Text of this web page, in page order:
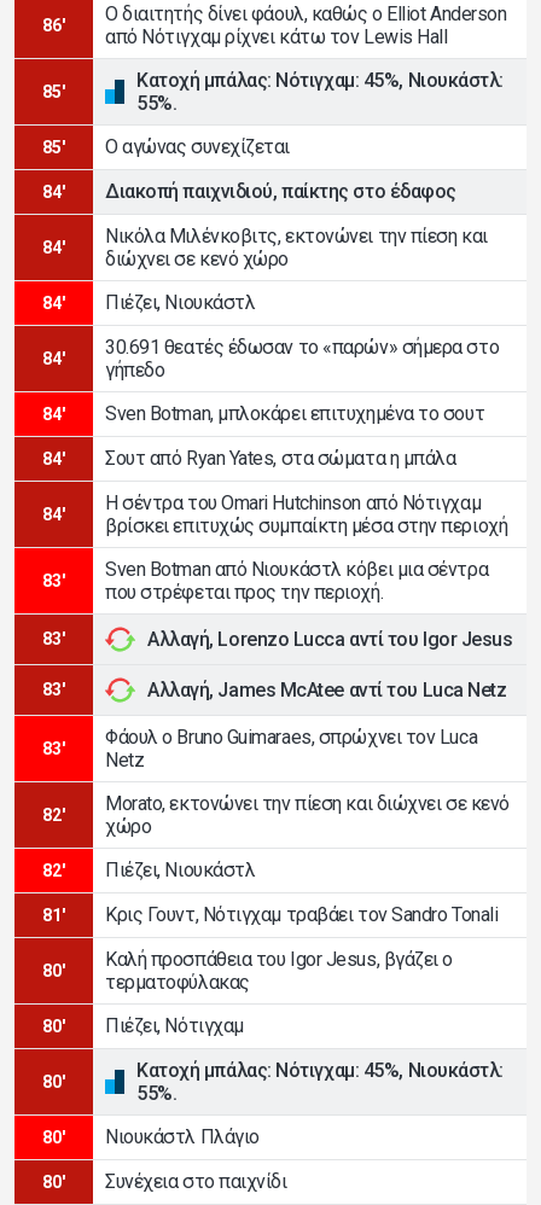
86'
Ο διαιτητής δίνει φάουλ, καθώς ο Elliot Anderson
από Νότιγχαμ ρίχνει κάτω τον Lewis Hall
85'
Κατοχή μπάλας: Νότιγχαμ: 45%, Νιουκάστλ:
55%.
85' Ο αγώνας συνεχίζεται
84' Διακοπή παιχνιδιού, παίκτης στο έδαφος
84'
Νικόλα Μιλένκοβιτς, εκτονώνει την πίεση και
διώχνει σε κενό χώρο
84' Πιέζει, Νιουκάστλ
84'
30.691 θεατές έδωσαν το «παρών» σήμερα στο
γήπεδο
84' Sven Botman, μπλοκάρει επιτυχημένα το σουτ
84' Σουτ από Ryan Yates, στα σώματα η μπάλα
84'
Η σέντρα του Omari Hutchinson από Νότιγχαμ
βρίσκει επιτυχώς συμπαίκτη μέσα στην περιοχή
83'
Sven Botman από Νιουκάστλ κόβει μια σέντρα
που στρέφεται προς την περιοχή.
83' Αλλαγή, Lorenzo Lucca αντί του Igor Jesus
83' Αλλαγή, James McAtee αντί του Luca Netz
83'
Φάουλ ο Bruno Guimaraes, σπρώχνει τον Luca
Netz
82'
Morato, εκτονώνει την πίεση και διώχνει σε κενό
χώρο
82' Πιέζει, Νιουκάστλ
81' Κρις Γουντ, Νότιγχαμ τραβάει τον Sandro Tonali
80'
Καλή προσπάθεια του Igor Jesus, βγάζει ο
τερματοφύλακας
80' Πιέζει, Νότιγχαμ
80'
Κατοχή μπάλας: Νότιγχαμ: 45%, Νιουκάστλ:
55%.
80' Νιουκάστλ Πλάγιο
80' Συνέχεια στο παιχνίδι